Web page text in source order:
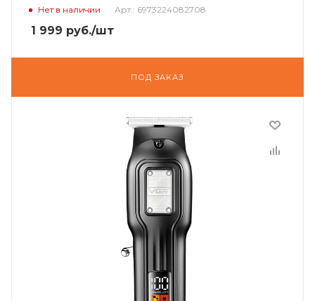
Нет в наличии Арт.: 6973224082708
1 999 руб./шт
ПОД ЗАКАЗ